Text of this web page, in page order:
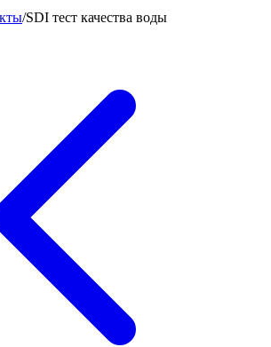
/SDI тест качества воды